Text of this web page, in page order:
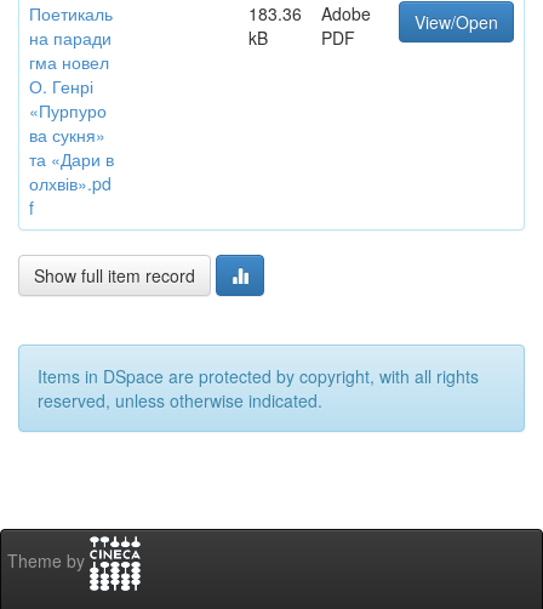
Поетикаль
на паради
гма новел
О. Генрі
«Пурпуро
ва сукня»
та «Дари в
олхвів».pd
f
183.36
kB
Adobe
PDF
View/Open
Show full item record
Items in DSpace are protected by copyright, with all rights
reserved, unless otherwise indicated.
Theme by